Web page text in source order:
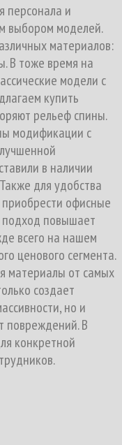
персонала и
выбором моделей.
материалов:
В тоже время на
модели с
купить
рельеф спины.
модификации с
в наличии
для удобства
офисные
подход повышает
всего на нашем
ценового сегмента.
материалы от самых
создает
но и
повреждений. В
конкретной